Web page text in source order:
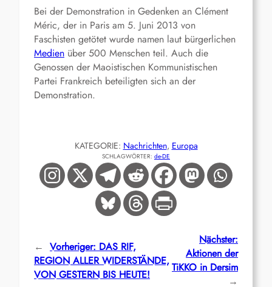
Bei der Demonstration in Gedenken an Clément
Méric, der in Paris am 5. Juni 2013 von
Faschisten getötet wurde namen laut bürgerlichen
Medien über 500 Menschen teil. Auch die
Genossen der Maoistischen Kommunistischen
Partei Frankreich beteiligten sich an der
Demonstration.
KATEGORIE: Nachrichten, Europa
SCHLAGWÖRTER: de-DE
← Vorheriger: DAS RIF,
REGION ALLER WIDERSTÄNDE,
VON GESTERN BIS HEUTE!
Nächster:
Aktionen der
TiKKO in Dersim
→